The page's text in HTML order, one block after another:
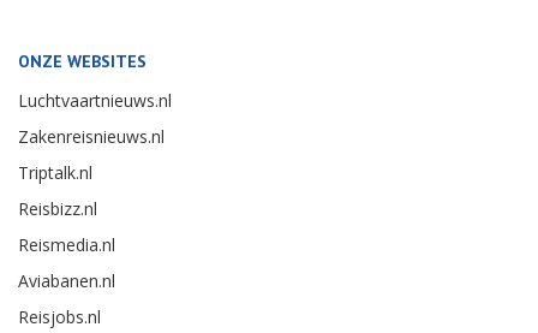
ONZE WEBSITES
Luchtvaartnieuws.nl
Zakenreisnieuws.nl
Triptalk.nl
Reisbizz.nl
Reismedia.nl
Aviabanen.nl
Reisjobs.nl